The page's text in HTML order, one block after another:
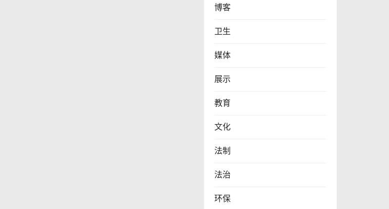
博客
卫生
媒体
展示
教育
文化
法制
法治
环保